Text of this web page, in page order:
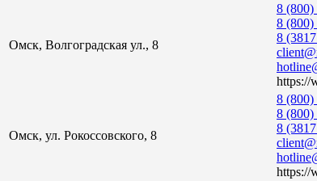
Омск, Волгоградская ул., 8
8 (800)
8 (800)
8
https://
Омск, ул. Рокоссовского, 8
8 (800)
8 (800)
8
https://